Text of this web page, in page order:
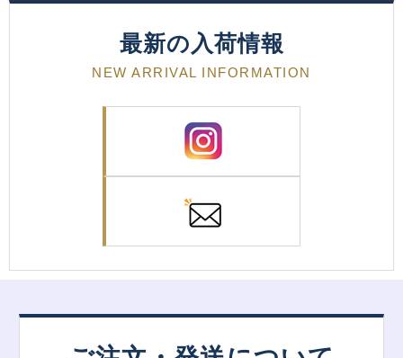
最新の入荷情報
NEW ARRIVAL INFORMATION